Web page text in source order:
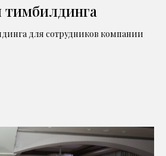
тимбилдинга
для сотрудников компании